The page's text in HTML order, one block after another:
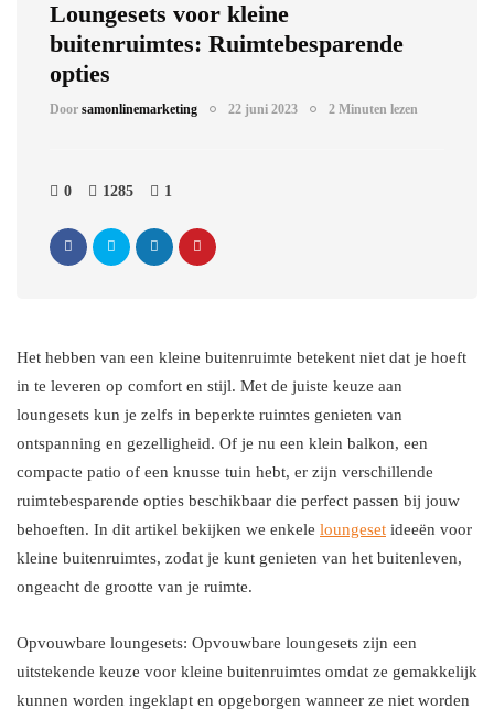
Loungesets voor kleine
buitenruimtes: Ruimtebesparende
opties
Door samonlinemarketing 22 juni 2023 2 Minuten lezen
0 1285 1
Het hebben van een kleine buitenruimte betekent niet dat je hoeft
in te leveren op comfort en stijl. Met de juiste keuze aan
loungesets kun je zelfs in beperkte ruimtes genieten van
ontspanning en gezelligheid. Of je nu een klein balkon, een
compacte patio of een knusse tuin hebt, er zijn verschillende
ruimtebesparende opties beschikbaar die perfect passen bij jouw
behoeften. In dit artikel bekijken we enkele loungeset ideeën voor
kleine buitenruimtes, zodat je kunt genieten van het buitenleven,
ongeacht de grootte van je ruimte.
Opvouwbare loungesets: Opvouwbare loungesets zijn een
uitstekende keuze voor kleine buitenruimtes omdat ze gemakkelijk
kunnen worden ingeklapt en opgeborgen wanneer ze niet worden